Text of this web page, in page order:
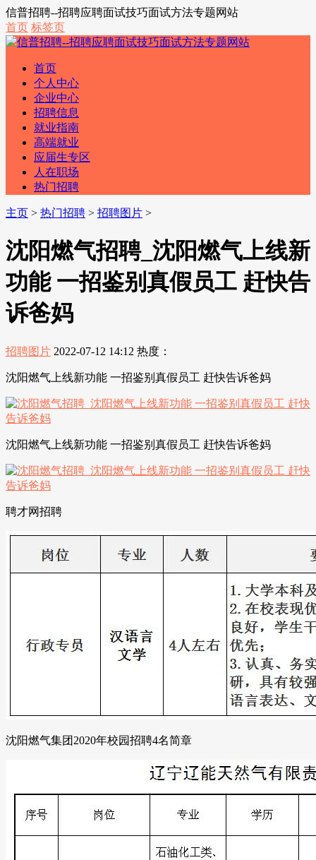
信普招聘--招聘应聘面试技巧面试方法专题网站
首页 标签页
首页
个人中心
企业中心
招聘信息
就业指南
高端就业
应届生专区
人在职场
热门招聘
主页 > 热门招聘 > 招聘图片 >
沈阳燃气招聘_沈阳燃气上线新
功能 一招鉴别真假员工 赶快告
诉爸妈
招聘图片 2022-07-12 14:12 热度：
沈阳燃气上线新功能 一招鉴别真假员工 赶快告诉爸妈
沈阳燃气上线新功能 一招鉴别真假员工 赶快告诉爸妈
聘才网招聘
沈阳燃气集团2020年校园招聘4名简章